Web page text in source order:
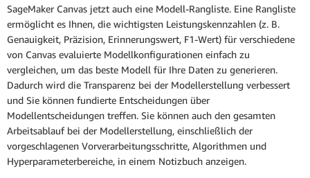
SageMaker Canvas jetzt auch eine Modell-Rangliste. Eine Rangliste
ermöglicht es Ihnen, die wichtigsten Leistungskennzahlen (z. B.
Genauigkeit, Präzision, Erinnerungswert, F1-Wert) für verschiedene
von Canvas evaluierte Modellkonfigurationen einfach zu
vergleichen, um das beste Modell für Ihre Daten zu generieren.
Dadurch wird die Transparenz bei der Modellerstellung verbessert
und Sie können fundierte Entscheidungen über
Modellentscheidungen treffen. Sie können auch den gesamten
Arbeitsablauf bei der Modellerstellung, einschließlich der
vorgeschlagenen Vorverarbeitungsschritte, Algorithmen und
Hyperparameterbereiche, in einem Notizbuch anzeigen.